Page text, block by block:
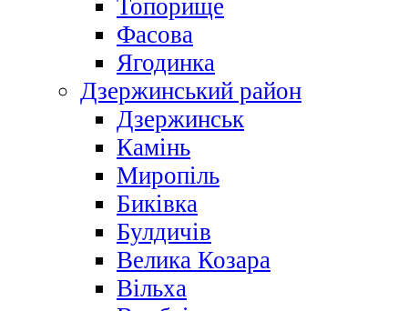
Топорище
Фасова
Ягодинка
Дзержинський район
Дзержинськ
Камінь
Миропіль
Биківка
Булдичів
Велика Козара
Вільха